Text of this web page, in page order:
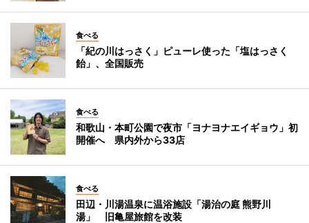
食べる
「紀の川はっさく」ピューレ使った「塩はっさく
飴」、全国販売
食べる
和歌山・本町公園で夜市「ヨナヨナエイギョウ」初
開催へ 県内外から33店
食べる
田辺・川湯温泉に温浴施設「湯治の庭 熊野川
湯」 旧亀屋旅館を改装